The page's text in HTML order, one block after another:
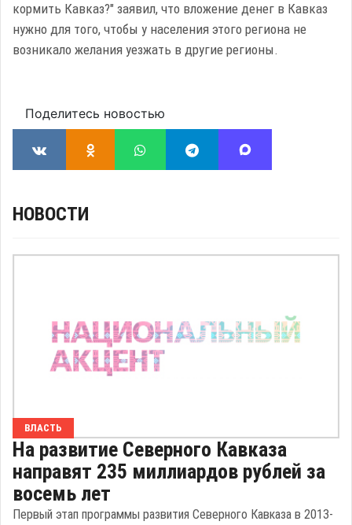
кормить Кавказ?" заявил, что вложение денег в Кавказ
нужно для того, чтобы у населения этого региона не
возникало желания уезжать в другие регионы.
Поделитесь новостью
НОВОСТИ
ВЛАСТЬ
На развитие Северного Кавказа
направят 235 миллиардов рублей за
восемь лет
Первый этап программы развития Северного Кавказа в 2013-